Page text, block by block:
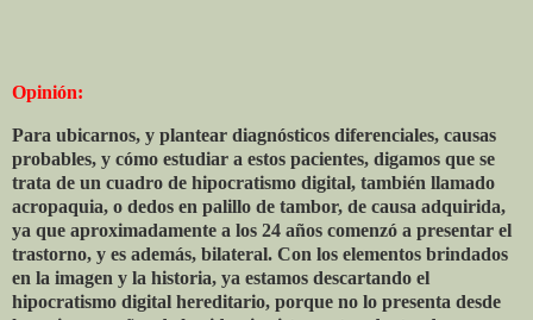
Opinión:
Para ubicarnos, y plantear diagnósticos diferenciales, causas
probables, y cómo estudiar a estos pacientes, digamos que se
trata de un cuadro de hipocratismo digital, también llamado
acropaquia, o dedos en palillo de tambor, de causa adquirida,
ya que aproximadamente a los 24 años comenzó a presentar el
trastorno, y es además, bilateral. Con los elementos brindados
en la imagen y la historia, ya estamos descartando el
hipocratismo digital hereditario, porque no lo presenta desde